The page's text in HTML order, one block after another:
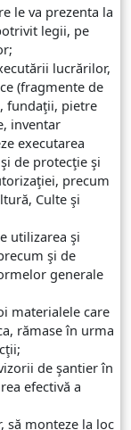
le va prezenta la
legii, pe
lucrărilor,
(fragmente de
fundaţii, pietre
inventar
executarea
de protecţie şi
precum
Culte şi
utilizarea şi
şi de
generale
materialele care
rămase în urma
de şantier în
efectivă a
să monteze la loc